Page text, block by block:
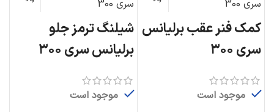
کمک فنر عقب برلیانس
سری ۳۰۰
موجود است
شیلنگ ترمز جلو
برلیانس سری ۳۰۰
موجود است